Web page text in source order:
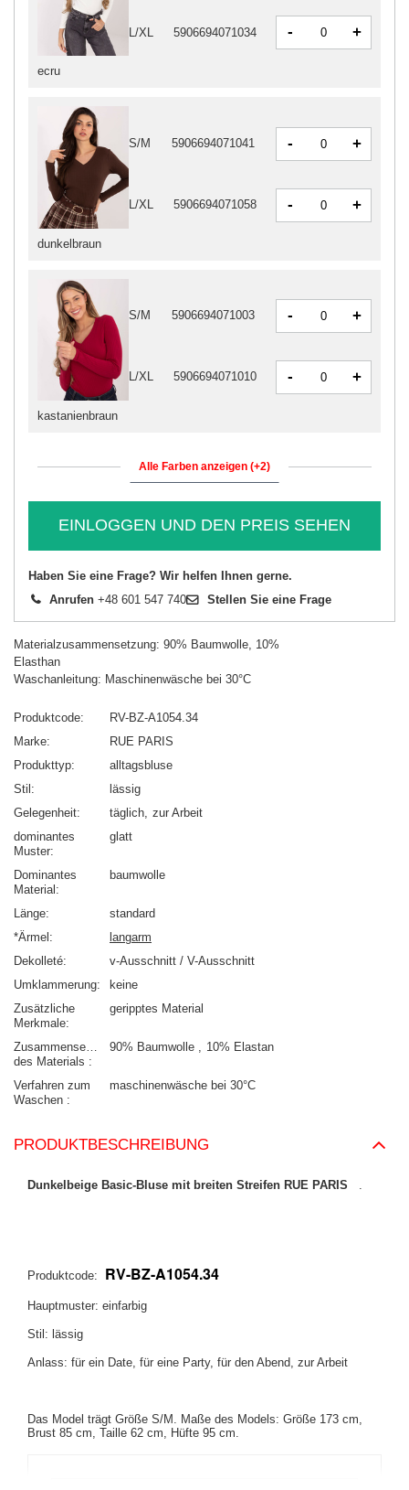
ecru
L/XL 5906694071034 - +
dunkelbraun
S/M 5906694071041 - +
L/XL 5906694071058 - +
kastanienbraun
S/M 5906694071003 - +
L/XL 5906694071010 - +
Alle Farben anzeigen (+2)
EINLOGGEN UND DEN PREIS SEHEN
Haben Sie eine Frage? Wir helfen Ihnen gerne.
Anrufen +48 601 547 740 Stellen Sie eine Frage
Materialzusammensetzung: 90% Baumwolle, 10%
Elasthan
Waschanleitung: Maschinenwäsche bei 30°C
Produktcode
RV-BZ-A1054.34
Marke
RUE PARIS
Produkttyp
alltagsbluse
Stil
lässig
Gelegenheit
täglich zur Arbeit
dominantes
Muster
glatt
Dominantes
Material
baumwolle
Länge
standard
*Ärmel
langarm
Dekolleté
v-Ausschnitt / V-Ausschnitt
Umklammerung
keine
Zusätzliche
Merkmale
geripptes Material
Zusammensetzung
des Materials
90% Baumwolle 10% Elastan
Verfahren zum
Waschen
maschinenwäsche bei 30°C
PRODUKTBESCHREIBUNG
Dunkelbeige Basic-Bluse mit breiten Streifen RUE PARIS .
Produktcode: RV-BZ-A1054.34
Hauptmuster: einfarbig
Stil: lässig
Anlass: für ein Date, für eine Party, für den Abend, zur Arbeit
Das Model trägt Größe S/M. Maße des Models: Größe 173 cm,
Brust 85 cm, Taille 62 cm, Hüfte 95 cm.